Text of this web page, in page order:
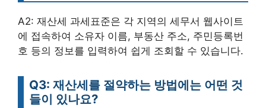
A2: 재산세 과세표준은 각 지역의 세무서 웹사이트
에 접속하여 소유자 이름, 부동산 주소, 주민등록번
호 등의 정보를 입력하여 쉽게 조회할 수 있습니다.
Q3: 재산세를 절약하는 방법에는 어떤 것
들이 있나요?